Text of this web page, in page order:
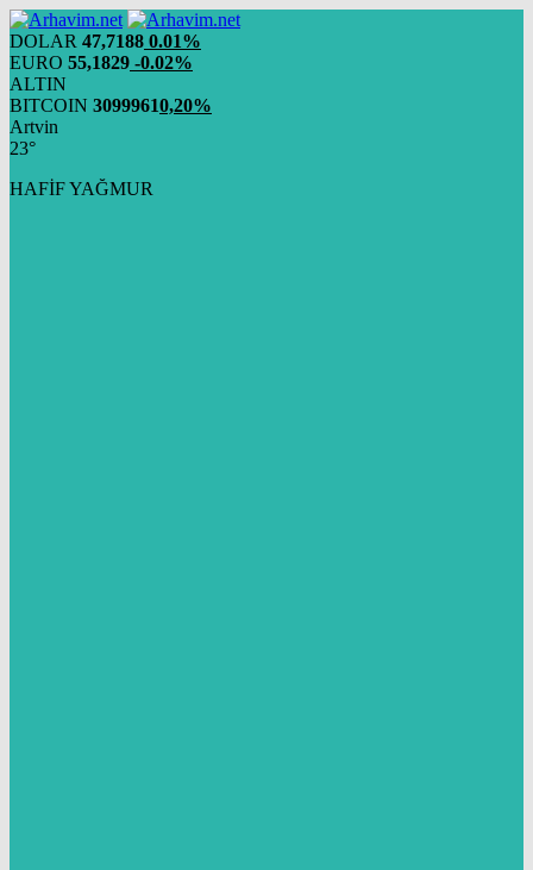
DOLAR 47,7188 0.01%
EURO 55,1829 -0.02%
ALTIN
BITCOIN 30999610,20%
Artvin
23°
HAFİF YAĞMUR